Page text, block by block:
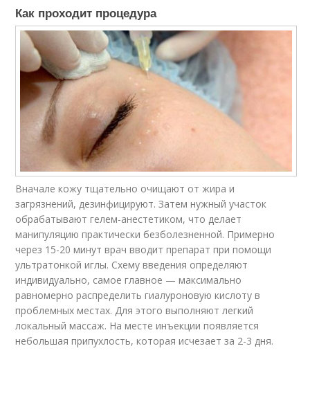
Как проходит процедура
Вначале кожу тщательно очищают от жира и
загрязнений, дезинфицируют. Затем нужный участок
обрабатывают гелем-анестетиком, что делает
манипуляцию практически безболезненной. Примерно
через 15-20 минут врач вводит препарат при помощи
ультратонкой иглы. Схему введения определяют
индивидуально, самое главное — максимально
равномерно распределить гиалуроновую кислоту в
проблемных местах. Для этого выполняют легкий
локальный массаж. На месте инъекции появляется
небольшая припухлость, которая исчезает за 2-3 дня.